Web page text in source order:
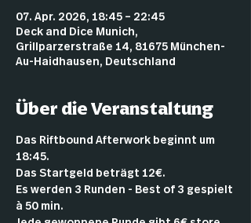
07. Apr. 2026, 18:45 – 22:45
Deck and Dice Munich,
Grillparzerstraße 14, 81675 München-
Au-Haidhausen, Deutschland
Über die Veranstaltung
Das Riftbound Afterwork beginnt um
18:45.
Das Startgeld beträgt 12€.
Es werden 3 Runden - Best of 3 gespielt
à 50 min.